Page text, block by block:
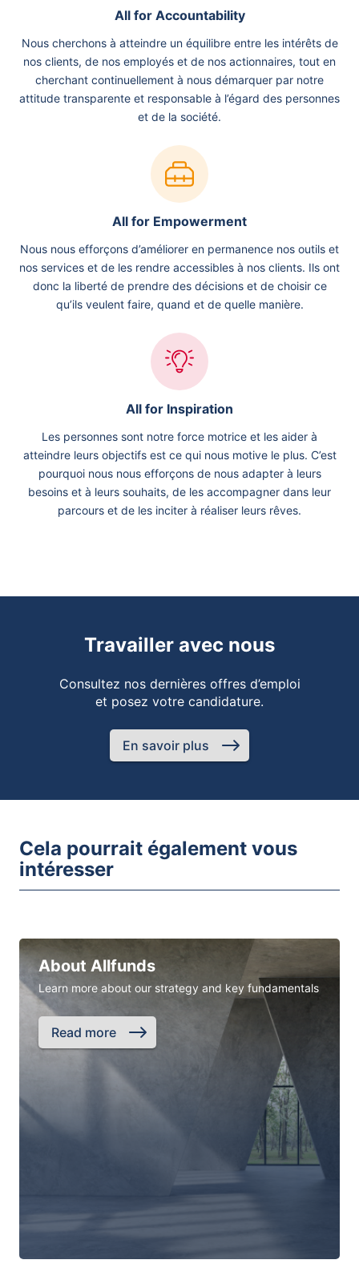
All for Accountability
Nous cherchons à atteindre un équilibre entre les intérêts de
nos clients, de nos employés et de nos actionnaires, tout en
cherchant continuellement à nous démarquer par notre
attitude transparente et responsable à l’égard des personnes
et de la société.
All for Empowerment
Nous nous efforçons d’améliorer en permanence nos outils et
nos services et de les rendre accessibles à nos clients. Ils ont
donc la liberté de prendre des décisions et de choisir ce
qu’ils veulent faire, quand et de quelle manière.
All for Inspiration
Les personnes sont notre force motrice et les aider à
atteindre leurs objectifs est ce qui nous motive le plus. C’est
pourquoi nous nous efforçons de nous adapter à leurs
besoins et à leurs souhaits, de les accompagner dans leur
parcours et de les inciter à réaliser leurs rêves.
Travailler avec nous
Consultez nos dernières offres d’emploi
et posez votre candidature.
En savoir plus
Cela pourrait également vous
intéresser
About Allfunds
Learn more about our strategy and key fundamentals
Read more